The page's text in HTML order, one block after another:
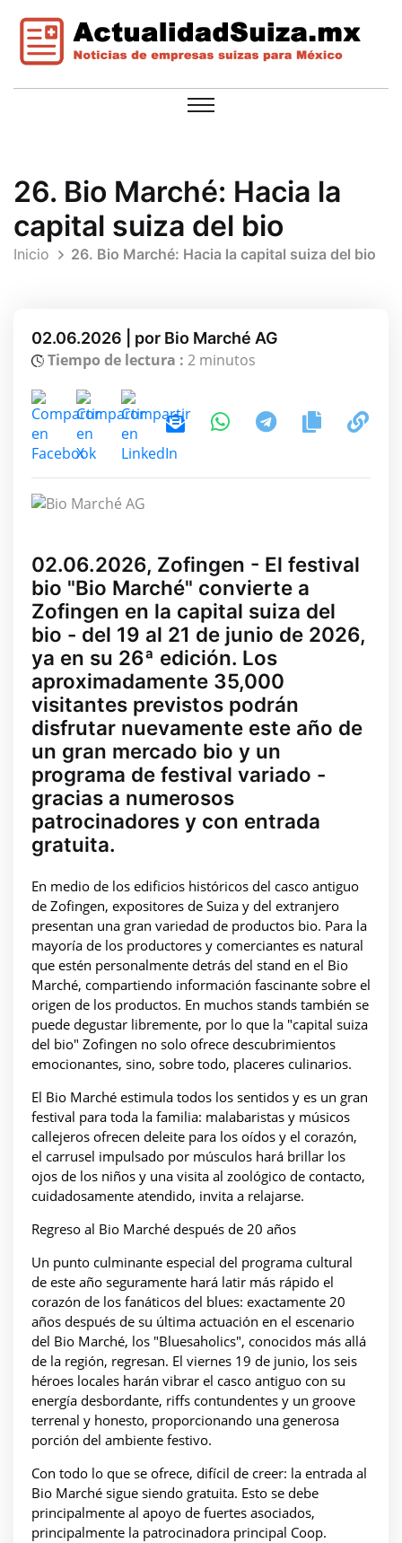
26. Bio Marché: Hacia la
capital suiza del bio
Inicio 26. Bio Marché: Hacia la capital suiza del bio
02.06.2026 | por Bio Marché AG
Tiempo de lectura : 2 minutos
02.06.2026, Zofingen - El festival
bio "Bio Marché" convierte a
Zofingen en la capital suiza del
bio - del 19 al 21 de junio de 2026,
ya en su 26ª edición. Los
aproximadamente 35,000
visitantes previstos podrán
disfrutar nuevamente este año de
un gran mercado bio y un
programa de festival variado -
gracias a numerosos
patrocinadores y con entrada
gratuita.
En medio de los edificios históricos del casco antiguo
de Zofingen, expositores de Suiza y del extranjero
presentan una gran variedad de productos bio. Para la
mayoría de los productores y comerciantes es natural
que estén personalmente detrás del stand en el Bio
Marché, compartiendo información fascinante sobre el
origen de los productos. En muchos stands también se
puede degustar libremente, por lo que la "capital suiza
del bio" Zofingen no solo ofrece descubrimientos
emocionantes, sino, sobre todo, placeres culinarios.
El Bio Marché estimula todos los sentidos y es un gran
festival para toda la familia: malabaristas y músicos
callejeros ofrecen deleite para los oídos y el corazón,
el carrusel impulsado por músculos hará brillar los
ojos de los niños y una visita al zoológico de contacto,
cuidadosamente atendido, invita a relajarse.
Regreso al Bio Marché después de 20 años
Un punto culminante especial del programa cultural
de este año seguramente hará latir más rápido el
corazón de los fanáticos del blues: exactamente 20
años después de su última actuación en el escenario
del Bio Marché, los "Bluesaholics", conocidos más allá
de la región, regresan. El viernes 19 de junio, los seis
héroes locales harán vibrar el casco antiguo con su
energía desbordante, riffs contundentes y un groove
terrenal y honesto, proporcionando una generosa
porción del ambiente festivo.
Con todo lo que se ofrece, difícil de creer: la entrada al
Bio Marché sigue siendo gratuita. Esto se debe
principalmente al apoyo de fuertes asociados,
principalmente la patrocinadora principal Coop.